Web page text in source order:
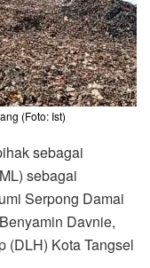
(Foto: Ist)
sebagai
sebagai
Serpong Damai
Davnie,
(DLH) Kota Tangsel